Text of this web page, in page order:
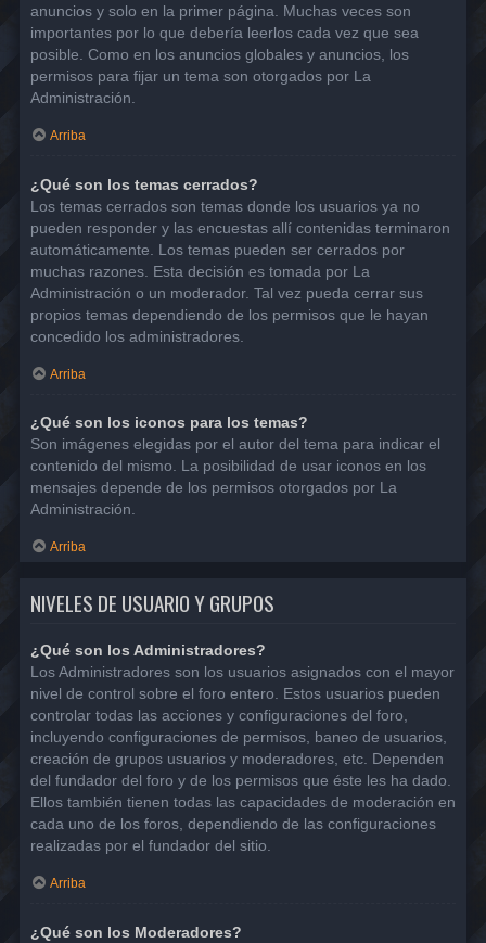
anuncios y solo en la primer página. Muchas veces son
importantes por lo que debería leerlos cada vez que sea
posible. Como en los anuncios globales y anuncios, los
permisos para fijar un tema son otorgados por La
Administración.
Arriba
¿Qué son los temas cerrados?
Los temas cerrados son temas donde los usuarios ya no
pueden responder y las encuestas allí contenidas terminaron
automáticamente. Los temas pueden ser cerrados por
muchas razones. Esta decisión es tomada por La
Administración o un moderador. Tal vez pueda cerrar sus
propios temas dependiendo de los permisos que le hayan
concedido los administradores.
Arriba
¿Qué son los iconos para los temas?
Son imágenes elegidas por el autor del tema para indicar el
contenido del mismo. La posibilidad de usar iconos en los
mensajes depende de los permisos otorgados por La
Administración.
Arriba
NIVELES DE USUARIO Y GRUPOS
¿Qué son los Administradores?
Los Administradores son los usuarios asignados con el mayor
nivel de control sobre el foro entero. Estos usuarios pueden
controlar todas las acciones y configuraciones del foro,
incluyendo configuraciones de permisos, baneo de usuarios,
creación de grupos usuarios y moderadores, etc. Dependen
del fundador del foro y de los permisos que éste les ha dado.
Ellos también tienen todas las capacidades de moderación en
cada uno de los foros, dependiendo de las configuraciones
realizadas por el fundador del sitio.
Arriba
¿Qué son los Moderadores?